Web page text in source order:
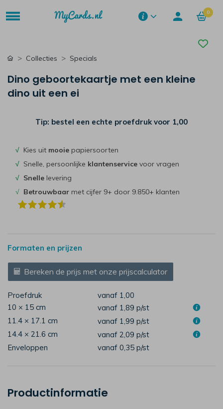
0
Collecties Specials
Dino geboortekaartje met een kleine
dino uit een ei
Tip: bestel een echte proefdruk voor 1,00
√ Kies uit mooie papiersoorten
√ Snelle, persoonlijke klantenservice voor vragen
√ Snelle levering
√ Betrouwbaar met cijfer 9+ door 9.850+ klanten
Formaten en prijzen
Bereken de prijs met onze prijscalculator
Proefdruk
vanaf 1,00
10 × 15 cm
vanaf 1,89 p/st
11.4 × 17.1 cm
vanaf 1,99 p/st
14.4 × 21.6 cm
vanaf 2,09 p/st
Enveloppen
vanaf 0,35 p/st
Productinformatie